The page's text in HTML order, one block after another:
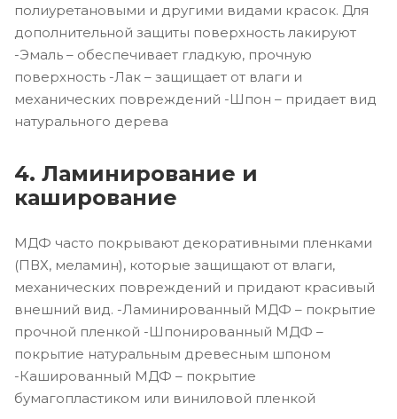
полиуретановыми и другими видами красок. Для
дополнительной защиты поверхность лакируют
-Эмаль – обеспечивает гладкую, прочную
поверхность -Лак – защищает от влаги и
механических повреждений -Шпон – придает вид
натурального дерева
4. Ламинирование и
каширование
МДФ часто покрывают декоративными пленками
(ПВХ, меламин), которые защищают от влаги,
механических повреждений и придают красивый
внешний вид. -Ламинированный МДФ – покрытие
прочной пленкой -Шпонированный МДФ –
покрытие натуральным древесным шпоном
-Кашированный МДФ – покрытие
бумагопластиком или виниловой пленкой